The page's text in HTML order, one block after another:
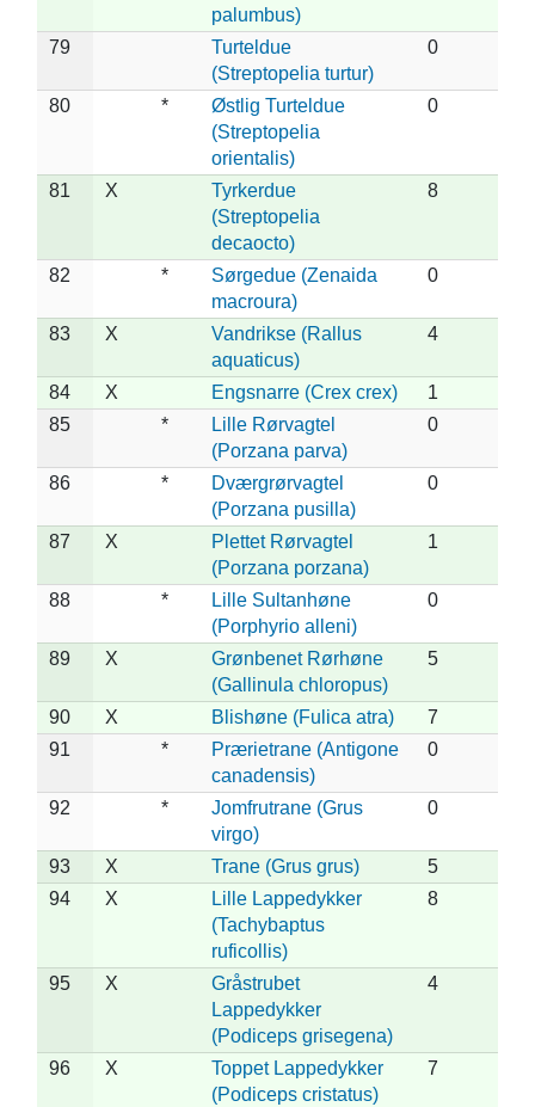
palumbus)
79
Turteldue
(Streptopelia turtur)
0
80 *
Østlig Turteldue
(Streptopelia
orientalis)
0
81 X
Tyrkerdue
(Streptopelia
decaocto)
8
82 *
Sørgedue (Zenaida
macroura)
0
83 X
Vandrikse (Rallus
aquaticus)
4
84 X Engsnarre (Crex crex)
1
85
*
Lille Rørvagtel
(Porzana parva)
0
86 *
Dværgrørvagtel
(Porzana pusilla)
0
87 X
Plettet Rørvagtel
(Porzana porzana)
1
88 *
Lille Sultanhøne
(Porphyrio alleni)
0
89 X
Grønbenet Rørhøne
(Gallinula chloropus)
5
90 X Blishøne (Fulica atra)
7
91
*
Prærietrane (Antigone
canadensis)
0
92 *
Jomfrutrane (Grus
virgo)
0
93 X Trane (Grus grus)
5
94
X
Lille Lappedykker
(Tachybaptus
ruficollis)
8
95 X
Gråstrubet
Lappedykker
(Podiceps grisegena)
4
96 X
Toppet Lappedykker
(Podiceps cristatus)
7